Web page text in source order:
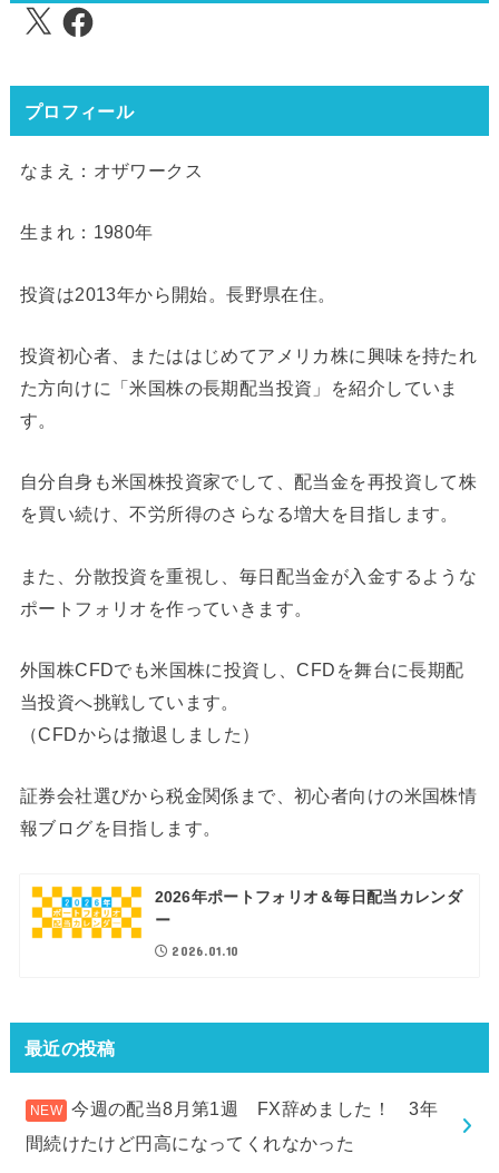
X Facebook
プロフィール
なまえ：オザワークス
生まれ：1980年
投資は2013年から開始。長野県在住。
投資初心者、またははじめてアメリカ株に興味を持たれ
た方向けに「米国株の長期配当投資」を紹介していま
す。
自分自身も米国株投資家でして、配当金を再投資して株
を買い続け、不労所得のさらなる増大を目指します。
また、分散投資を重視し、毎日配当金が入金するような
ポートフォリオを作っていきます。
外国株CFDでも米国株に投資し、CFDを舞台に長期配
当投資へ挑戦しています。
（CFDからは撤退しました）
証券会社選びから税金関係まで、初心者向けの米国株情
報ブログを目指します。
2026年ポートフォリオ＆毎日配当カレンダ
ー
2026.01.10
最近の投稿
今週の配当8月第1週 FX辞めました！ 3年
間続けたけど円高になってくれなかった